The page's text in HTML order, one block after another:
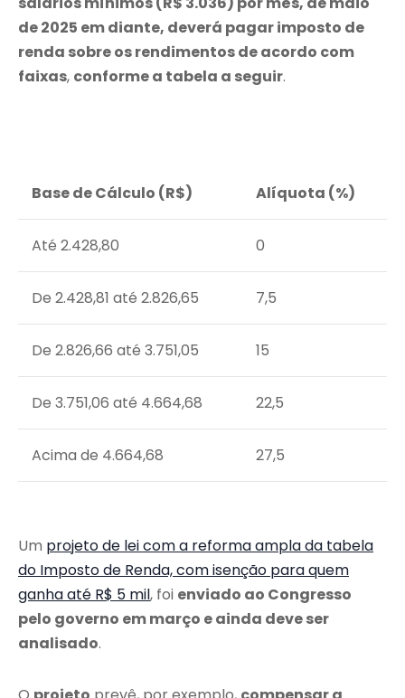
de 2025 em diante, deverá pagar imposto de
renda sobre os rendimentos de acordo com
faixas, conforme a tabela a seguir.
Base de Cálculo (R$) Alíquota (%)
Até 2.428,80 0
De 2.428,81 até 2.826,65 7,5
De 2.826,66 até 3.751,05 15
De 3.751,06 até 4.664,68 22,5
Acima de 4.664,68 27,5
Um projeto de lei com a reforma ampla da tabela
do Imposto de Renda, com isenção para quem
ganha até R$ 5 mil, foi enviado ao Congresso
pelo governo em março e ainda deve ser
analisado.